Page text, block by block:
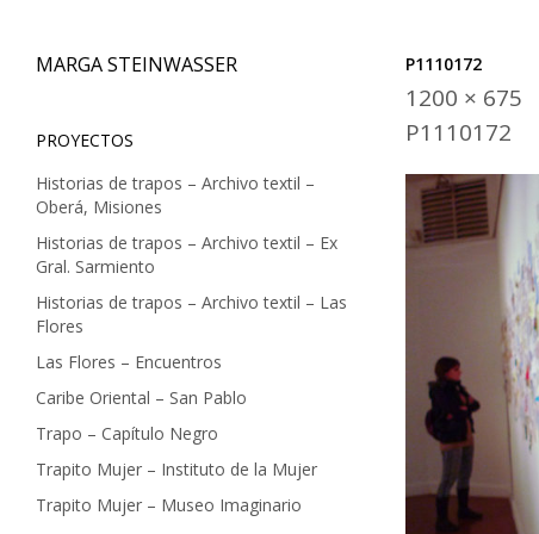
MARGA STEINWASSER
to
content
PROYECTOS
Historias de trapos – Archivo textil –
Oberá, Misiones
Historias de trapos – Archivo textil – Ex
Gral. Sarmiento
Historias de trapos – Archivo textil – Las
Flores
Las Flores – Encuentros
Caribe Oriental – San Pablo
Trapo – Capítulo Negro
Trapito Mujer – Instituto de la Mujer
Trapito Mujer – Museo Imaginario
P1110172
1200 × 675
P1110172